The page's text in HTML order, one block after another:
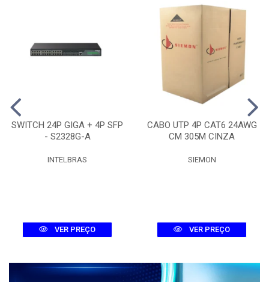
SWITCH 24P GIGA + 4P SFP
- S2328G-A
INTELBRAS
VER PREÇO
CABO UTP 4P CAT6 24AWG
CM 305M CINZA
SIEMON
VER PREÇO